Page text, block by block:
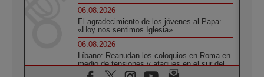
06.08.2026
El agradecimiento de los jóvenes al Papa:
«Hoy nos sentimos Iglesia»
06.08.2026
Líbano: Reanudan los coloquios en Roma en
medio de tensiones y ataques en el sur del
país